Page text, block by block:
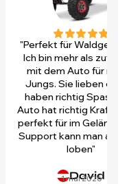
"Perfekt für
Ich bin mehr als
mit dem Auto für
Jungs. Sie lieben es
haben richtig Spass!
Auto hat richtig Kraft
perfekt für im Gelände.
Support kann man auch
loben"
David
1 mai 2026